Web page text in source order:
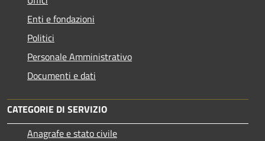
Enti e fondazioni
Politici
Personale Amministrativo
Documenti e dati
CATEGORIE DI SERVIZIO
Anagrafe e stato civile